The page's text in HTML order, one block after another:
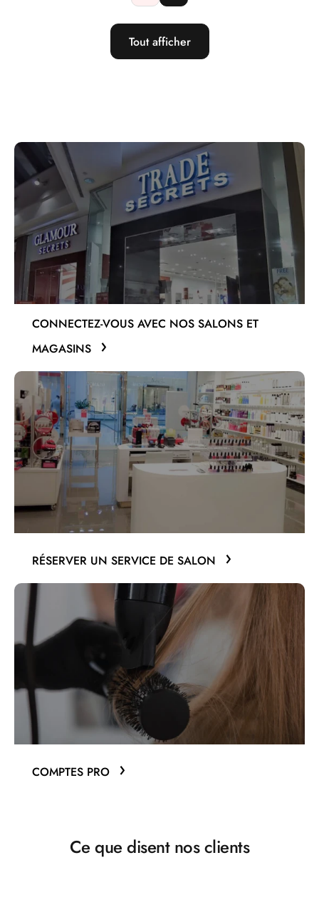
Tout afficher
CONNECTEZ-VOUS AVEC NOS SALONS ET
MAGASINS
RÉSERVER UN SERVICE DE SALON
COMPTES PRO
Ce que disent nos clients